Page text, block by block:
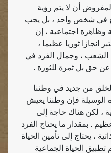
أن لا يتم رؤية
في شخص واحد ، بل يجب
اجتماعية ، إن
ثوريا عظيما ،
، وجمال الفرد في
حق بل ثمرة للثورة .
من جديد في وطننا
الوسيلة فإن وطننا يعيش
، لكن هناك حاجة إلى
. بمقدار ما يحتاج الفرد
، يحتاج إلى تأمين الحياة
الحياة الجماعية